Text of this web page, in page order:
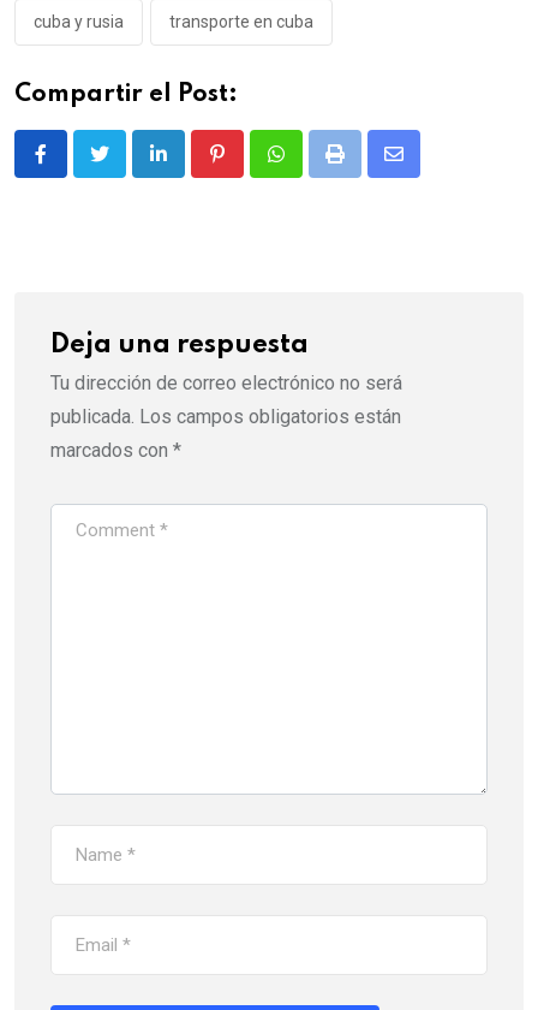
cuba y rusia transporte en cuba
Compartir el Post:
LinkedIn PinterestWhatsappPrint
Share
Deja una respuesta
Tu dirección de correo electrónico no será
publicada. Los campos obligatorios están
marcados con *